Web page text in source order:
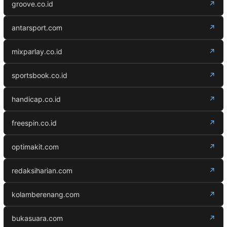
groove.co.id ↗
antarsport.com ↗
mixparlay.co.id ↗
sportsbook.co.id ↗
handicap.co.id ↗
freespin.co.id ↗
optimakit.com ↗
redaksiharian.com ↗
kolamberenang.com ↗
bukasuara.com ↗